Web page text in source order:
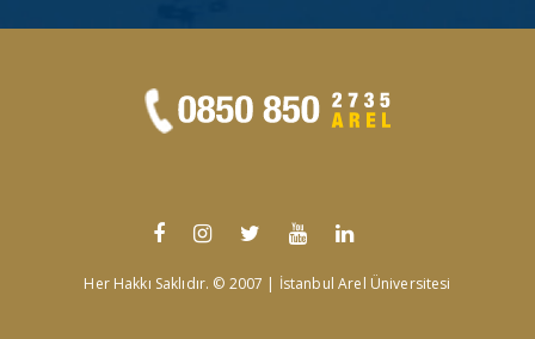
Her Hakkı Saklıdır. © 2007 | İstanbul Arel Üniversitesi